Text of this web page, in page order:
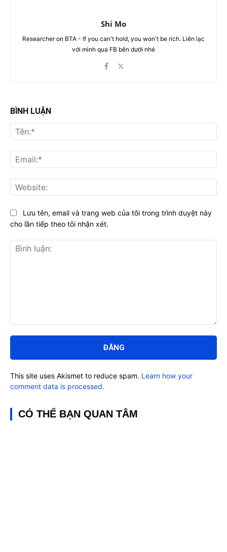
Shi Mo
Researcher on BTA - If you can't hold, you won't be rich. Liên lạc
với mình qua FB bên dưới nhé
BÌNH LUẬN
luận:
Lưu tên, email và trang web của tôi trong trình duyệt này
cho lần tiếp theo tôi nhận xét.
This site uses Akismet to reduce spam. Learn how your
comment data is processed.
CÓ THỂ BẠN QUAN TÂM